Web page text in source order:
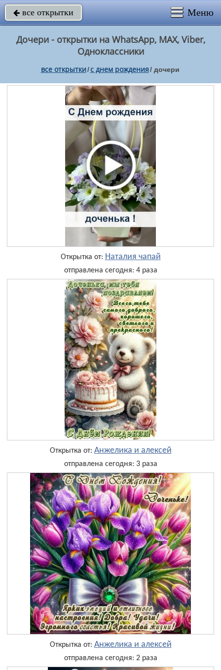
 все открытки Меню
Дочери - открытки на WhatsApp, MAX, Viber,
Одноклассники
все открытки/c днем рождения/ дочери
Открытка от: Наталия чапай
отправлена сегодня: 4 раза
Открытка от: Анжелика и алексей
отправлена сегодня: 3 раза
Открытка от: Анжелика и алексей
отправлена сегодня: 2 раза